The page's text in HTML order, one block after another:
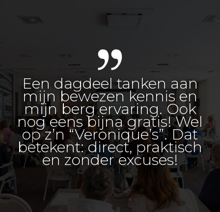
Een dagdeel tanken aan
mijn bewezen kennis en
mijn berg ervaring. Ook
nog eens bijna gratis! Wel
op z’n “Veronique’s”. Dat
betekent: direct, praktisch
en zonder excuses!